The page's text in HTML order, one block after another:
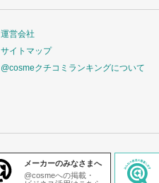
運営会社
サイトマップ
@cosmeクチコミランキングについて
メーカーのみなさまへ
@cosmeへの掲載・